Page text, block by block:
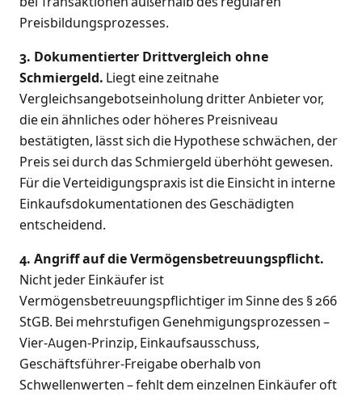
Preisbildungsprozesses.
3. Dokumentierter Drittvergleich ohne
Schmiergeld. Liegt eine zeitnahe
Vergleichsangebotseinholung dritter Anbieter vor,
die ein ähnliches oder höheres Preisniveau
bestätigten, lässt sich die Hypothese schwächen, der
Preis sei durch das Schmiergeld überhöht gewesen.
Für die Verteidigungspraxis ist die Einsicht in interne
Einkaufsdokumentationen des Geschädigten
entscheidend.
4. Angriff auf die Vermögensbetreuungspflicht.
Nicht jeder Einkäufer ist
Vermögensbetreuungspflichtiger im Sinne des § 266
StGB. Bei mehrstufigen Genehmigungsprozessen –
Vier-Augen-Prinzip, Einkaufsausschuss,
Geschäftsführer-Freigabe oberhalb von
Schwellenwerten – fehlt dem einzelnen Einkäufer oft